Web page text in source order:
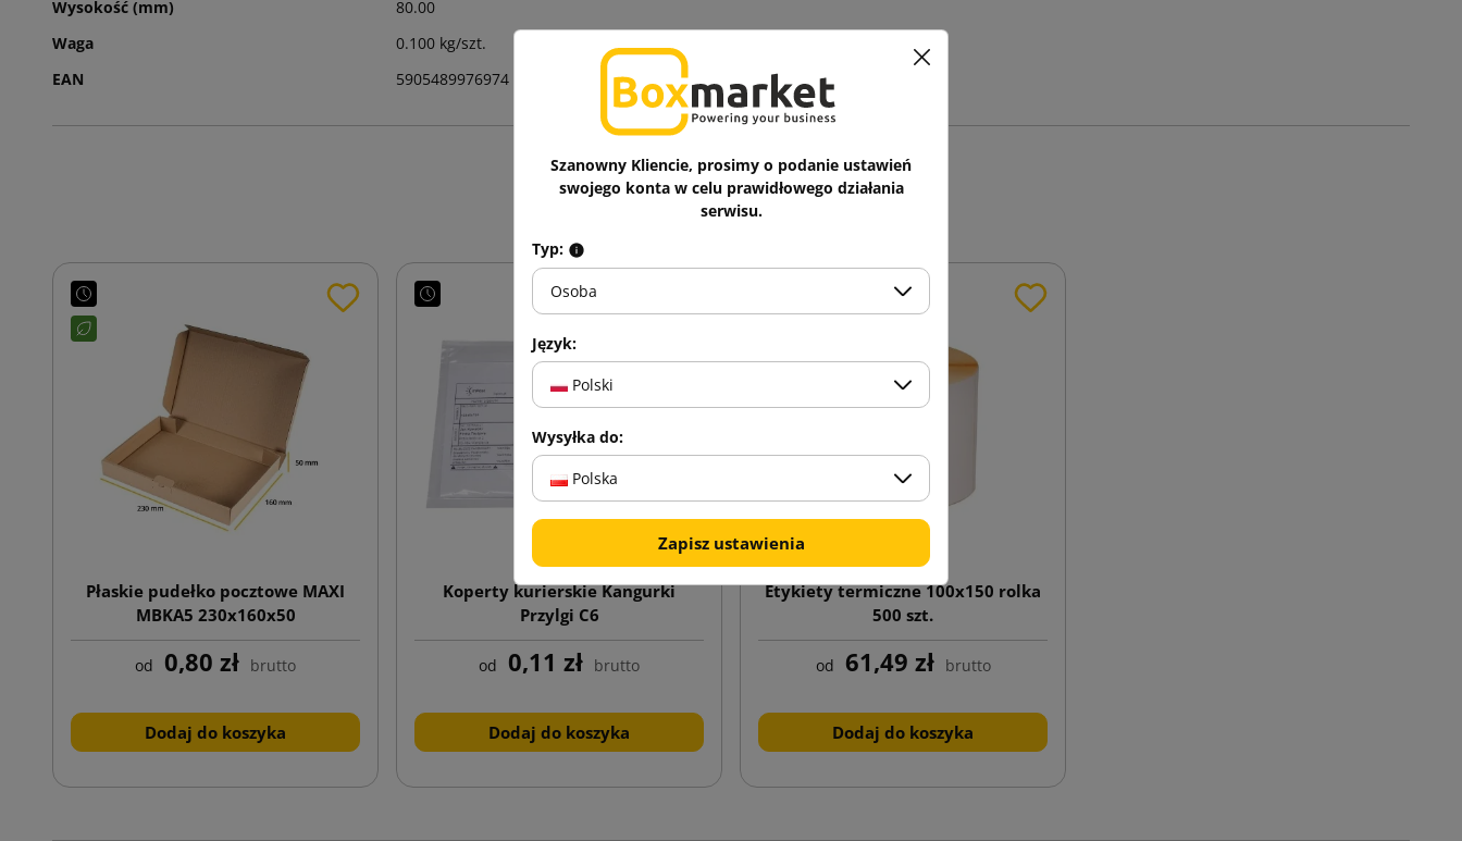
Wysokość (mm)
80.00
Waga
0.100 kg/szt.
EAN
5905489976974
Zobacz także
Płaskie pudełko pocztowe MAXI
MBKA5 230x160x50
od 0,80 zł brutto
Dodaj do koszyka
Koperty kurierskie Kangurki
Przylgi C6
od 0,11 zł brutto
Dodaj do koszyka
Etykiety termiczne 100x150 rolka
500 szt.
od 61,49 zł brutto
Dodaj do koszyka
Szanowny Kliencie, prosimy o podanie ustawień
swojego konta w celu prawidłowego działania
serwisu.
Typ:
Osoba
Język:
Polski
Wysyłka do:
Polska
Zapisz ustawienia